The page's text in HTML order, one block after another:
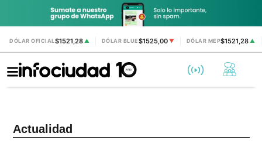
DÓLAR OFICIAL$1521,28 ▲ DÓLAR BLUE$1525,00 ▼ DÓLAR MEP$1521,28▲
Actualidad